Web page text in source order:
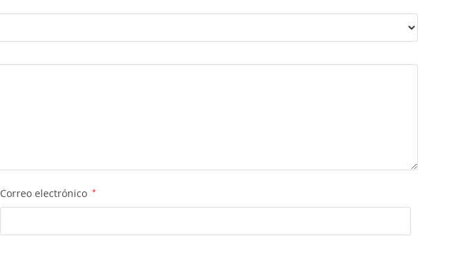
Correo electrónico *